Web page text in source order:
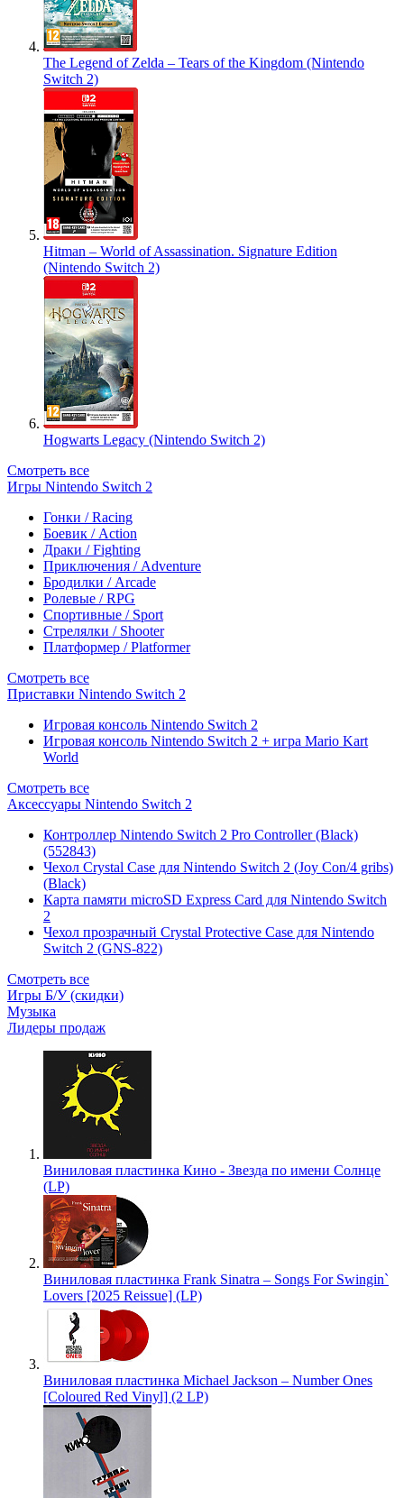
The Legend of Zelda – Tears of the Kingdom (Nintendo
Switch 2)
Hitman – World of Assassination. Signature Edition
(Nintendo Switch 2)
Hogwarts Legacy (Nintendo Switch 2)
Смотреть все
Игры Nintendo Switch 2
Гонки / Racing
Боевик / Action
Драки / Fighting
Приключения / Adventure
Бродилки / Arcade
Ролевые / RPG
Спортивные / Sport
Стрелялки / Shooter
Платформер / Platformer
Смотреть все
Приставки Nintendo Switch 2
Игровая консоль Nintendo Switch 2
Игровая консоль Nintendo Switch 2 + игра Mario Kart
World
Смотреть все
Аксессуары Nintendo Switch 2
Контроллер Nintendo Switch 2 Pro Controller (Black)
(552843)
Чехол Сrystal Сase для Nintendo Switch 2 (Joy Con/4 gribs)
(Black)
Карта памяти microSD Express Card для Nintendo Switch
2
Чехол прозрачный Crystal Protective Case для Nintendo
Switch 2 (GNS-822)
Смотреть все
Игры Б/У (скидки)
Музыка
Лидеры продаж
Виниловая пластинка Кино - Звезда по имени Солнце
(LP)
Виниловая пластинка Frank Sinatra – Songs For Swingin`
Lovers [2025 Reissue] (LP)
Виниловая пластинка Michael Jackson – Number Ones
[Coloured Red Vinyl] (2 LP)